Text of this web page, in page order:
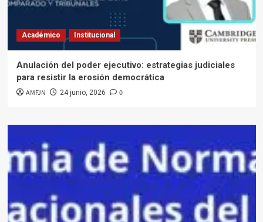
Académico Institucional
Anulación del poder ejecutivo: estrategias judiciales
para resistir la erosión democrática
AMFJN 24 junio, 2026 0